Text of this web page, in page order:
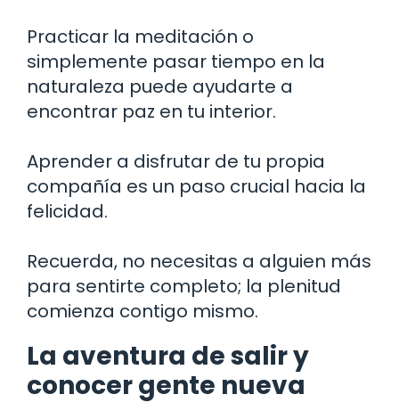
Practicar la meditación o
simplemente pasar tiempo en la
naturaleza puede ayudarte a
encontrar paz en tu interior.
Aprender a disfrutar de tu propia
compañía es un paso crucial hacia la
felicidad.
Recuerda, no necesitas a alguien más
para sentirte completo; la plenitud
comienza contigo mismo.
La aventura de salir y
conocer gente nueva